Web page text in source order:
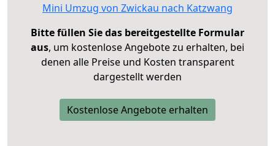
Mini Umzug von Zwickau nach Katzwang
Bitte füllen Sie das bereitgestellte Formular
aus, um kostenlose Angebote zu erhalten, bei
denen alle Preise und Kosten transparent
dargestellt werden
Kostenlose Angebote erhalten